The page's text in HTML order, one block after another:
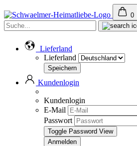
0
Lieferland
Lieferland
Kundenlogin
Kundenlogin
E-Mail
Passwort
Toggle Password View